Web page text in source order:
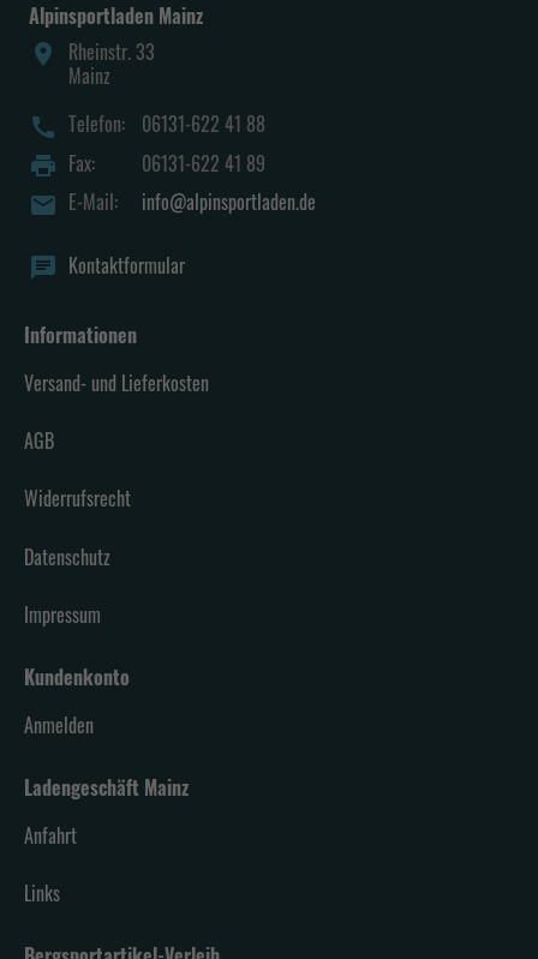
Alpinsportladen Mainz
place
Rheinstr. 33
Mainz
call Telefon:
06131-622 41 88
print Fax:
06131-622 41 89
mail E-Mail: info@alpinsportladen.de
chat Kontaktformular
Informationen
Versand- und Lieferkosten
AGB
Widerrufsrecht
Datenschutz
Impressum
Kundenkonto
Anmelden
Ladengeschäft Mainz
Anfahrt
Links